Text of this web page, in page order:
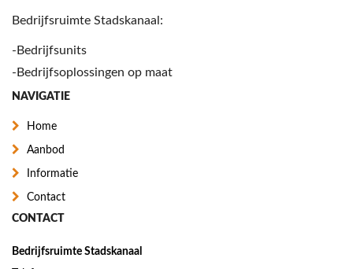
Bedrijfsruimte Stadskanaal:
-Bedrijfsunits
-Bedrijfsoplossingen op maat
NAVIGATIE
Home
Aanbod
Informatie
Contact
CONTACT
Bedrijfsruimte Stadskanaal